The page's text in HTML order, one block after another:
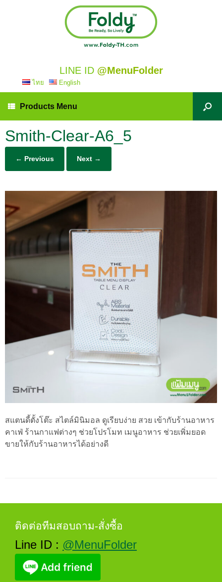
LINE ID @MenuFolder
ไทย English
Products Menu
Smith-Clear-A6_5
← Previous Next →
สแตนดี้ตั้งโต๊ะ สไตล์มินิมอล ดูเรียบง่าย สวย เข้ากับร้านอาหาร
คาเฟ่ ร้านกาแฟต่างๆ ช่วยโปรโมท เมนูอาหาร ช่วยเพิ่มยอด
ขายให้กับร้านอาหารได้อย่างดี
ติดต่อทีมสอบถาม-สั่งซื้อ
Line ID : @MenuFolder